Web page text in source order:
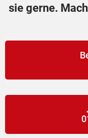
sie gerne.